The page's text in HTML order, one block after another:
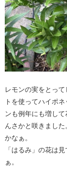
レモンの実をとっ
トを使ってハイポ
ンも例年にも増し
んさかと咲きまし
かなぁ。
「はるみ」の花は
ぁ。